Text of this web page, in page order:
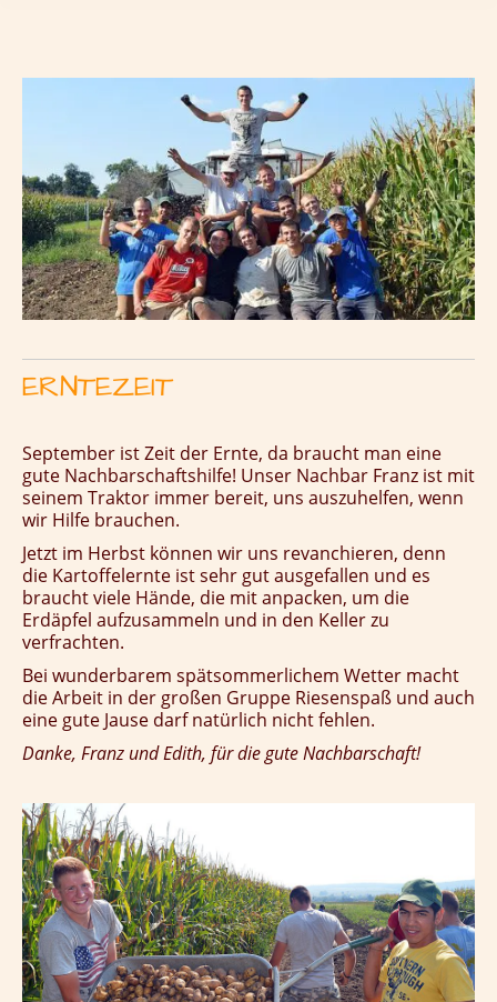
ERNTEZEIT
September ist Zeit der Ernte, da braucht man eine
gute Nachbarschaftshilfe! Unser Nachbar Franz ist mit
seinem Traktor immer bereit, uns auszuhelfen, wenn
wir Hilfe brauchen.
Jetzt im Herbst können wir uns revanchieren, denn
die Kartoffelernte ist sehr gut ausgefallen und es
braucht viele Hände, die mit anpacken, um die
Erdäpfel aufzusammeln und in den Keller zu
verfrachten.
Bei wunderbarem spätsommerlichem Wetter macht
die Arbeit in der großen Gruppe Riesenspaß und auch
eine gute Jause darf natürlich nicht fehlen.
Danke, Franz und Edith, für die gute Nachbarschaft!